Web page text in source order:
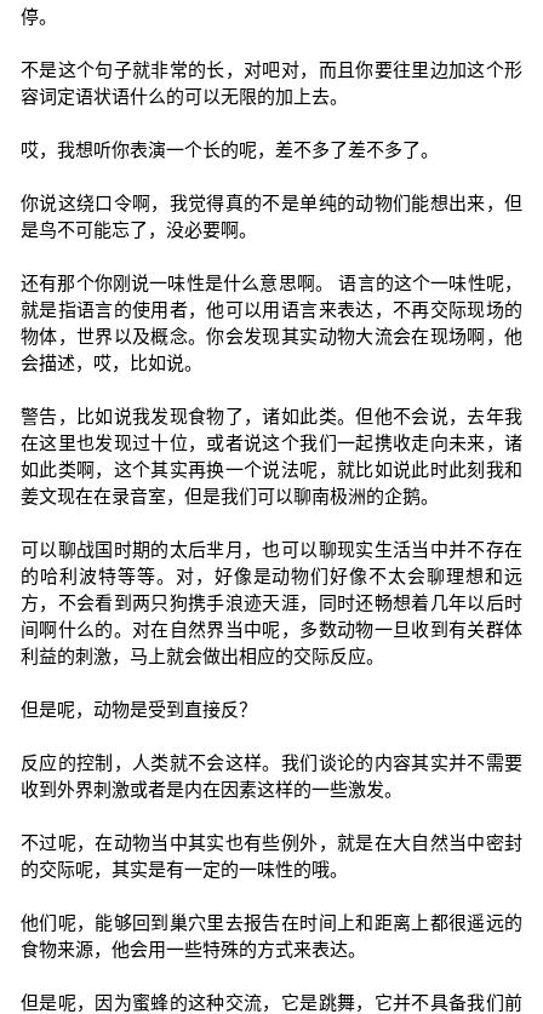
停。
不是这个句子就非常的长，对吧对，而且你要往里边加这个形
容词定语状语什么的可以无限的加上去。
哎，我想听你表演一个长的呢，差不多了差不多了。
你说这绕口令啊，我觉得真的不是单纯的动物们能想出来，但
是鸟不可能忘了，没必要啊。
还有那个你刚说一味性是什么意思啊。 语言的这个一味性呢，
就是指语言的使用者，他可以用语言来表达，不再交际现场的
物体，世界以及概念。你会发现其实动物大流会在现场啊，他
会描述，哎，比如说。
警告，比如说我发现食物了，诸如此类。但他不会说，去年我
在这里也发现过十位，或者说这个我们一起携收走向未来，诸
如此类啊，这个其实再换一个说法呢，就比如说此时此刻我和
姜文现在在录音室，但是我们可以聊南极洲的企鹅。
可以聊战国时期的太后芈月，也可以聊现实生活当中并不存在
的哈利波特等等。对，好像是动物们好像不太会聊理想和远
方，不会看到两只狗携手浪迹天涯，同时还畅想着几年以后时
间啊什么的。对在自然界当中呢，多数动物一旦收到有关群体
利益的刺激，马上就会做出相应的交际反应。
但是呢，动物是受到直接反？
反应的控制，人类就不会这样。我们谈论的内容其实并不需要
收到外界刺激或者是内在因素这样的一些激发。
不过呢，在动物当中其实也有些例外，就是在大自然当中密封
的交际呢，其实是有一定的一味性的哦。
他们呢，能够回到巢穴里去报告在时间上和距离上都很遥远的
食物来源，他会用一些特殊的方式来表达。
但是呢，因为蜜蜂的这种交流，它是跳舞，它并不具备我们前